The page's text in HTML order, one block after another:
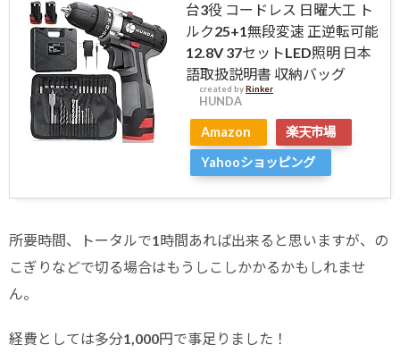
台3役 コードレス 日曜大工 ト
ルク25+1無段変速 正逆転可能
12.8V 37セットLED照明 日本
語取扱説明書 収納バッグ
created byRinker
HUNDA
Amazon
楽天市場
Yahooショッピング
所要時間、トータルで1時間あれば出来ると思いますが、の
こぎりなどで切る場合はもうしこしかかるかもしれませ
ん。
経費としては多分1,000円で事足りました！